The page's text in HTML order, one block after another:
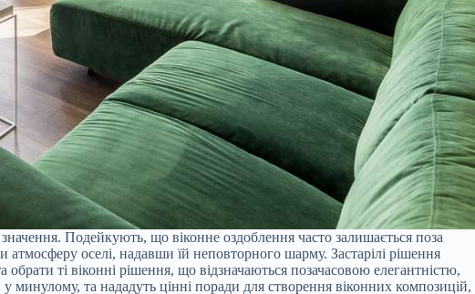
Подейкують, що віконне оздоблення часто залишається поза
оселі, надавши їй неповторного шарму. Застарілі рішення
ті віконні рішення, що відзначаються позачасовою елегантністю,
минулому, та нададуть цінні поради для створення віконних композицій,